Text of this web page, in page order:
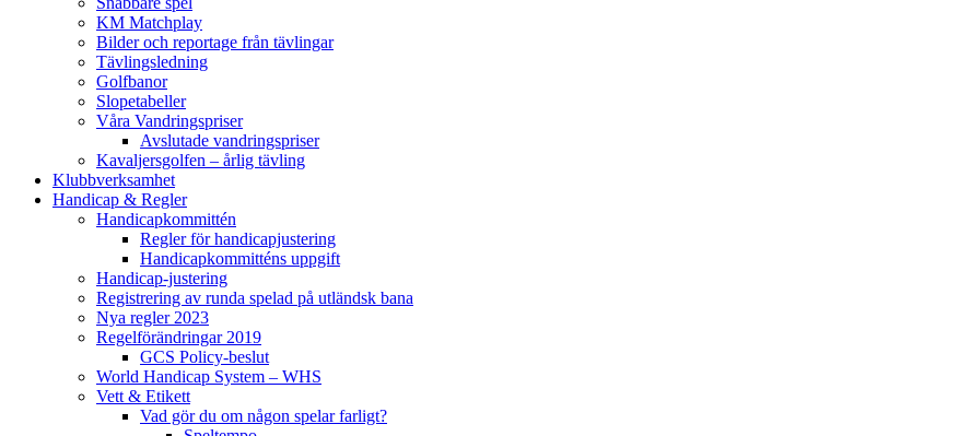
KM Matchplay
Bilder och reportage från tävlingar
Tävlingsledning
Golfbanor
Slopetabeller
Våra Vandringspriser
Avslutade vandringspriser
Kavaljersgolfen – årlig tävling
Klubbverksamhet
Handicap & Regler
Handicapkommittén
Regler för handicapjustering
Handicapkommitténs uppgift
Handicap-justering
Registrering av runda spelad på utländsk bana
Nya regler 2023
Regelförändringar 2019
GCS Policy-beslut
World Handicap System – WHS
Vett & Etikett
Vad gör du om någon spelar farligt?